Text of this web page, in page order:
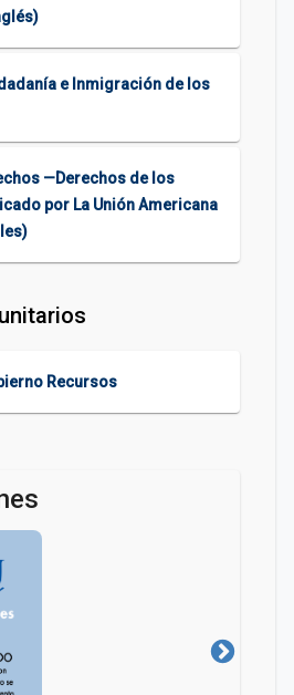
e Inmigración de los
—Derechos de los
por La Unión Americana
Recursos